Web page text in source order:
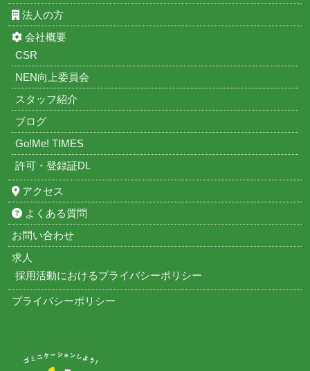
法人の方
会社概要
CSR
NEN向上委員会
スタッフ紹介
ブログ
Go!Me! TIMES
許可・登録証DL
アクセス
よくある質問
お問い合わせ
求人
採用活動におけるプライバシーポリシー
プライバシーポリシー